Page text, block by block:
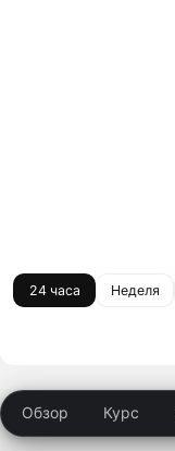
24 часа Неделя
Обзор Курс